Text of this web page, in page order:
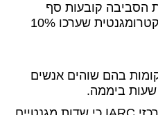
הסביבה קובעות סף
חשיפה סביבתי לקרינה אלקטרומגנטית שערכו 10%
בהם שוהים אנשים